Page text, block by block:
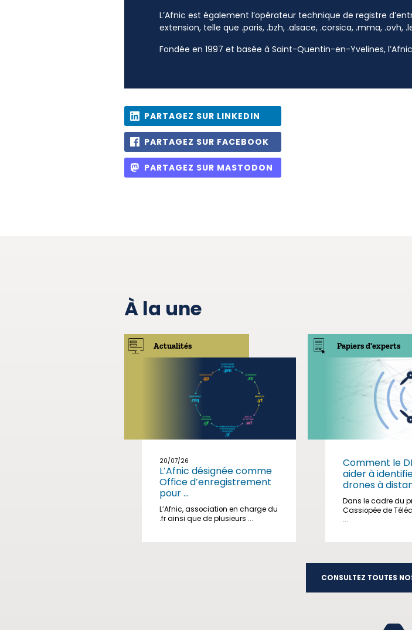
L’Afnic est également l’opérateur technique de registre
extension, telle que .paris, .bzh, .alsace, .corsica, .mma, .ovh,
Fondée en 1997 et basée à Saint-Quentin-en-Yvelines,
PARTAGEZ SUR LINKEDIN
PARTAGEZ SUR FACEBOOK
PARTAGEZ SUR MASTODON
À la une
Actualités
20/07/26
L’Afnic désignée comme
Office d’enregistrement
pour ...
L’Afnic, association en charge du
.fr ainsi que de plusieurs ...
Papiers d'experts
Comment le
aider à
drones à
Dans le cadre du
Cassiopée de
...
CONSULTEZ TOUTES